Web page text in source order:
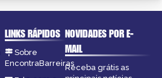
LINKS RÁPIDOS
Sobre
EncontraBarreiras
NOVIDADES POR E-
MAIL
Receba grátis as